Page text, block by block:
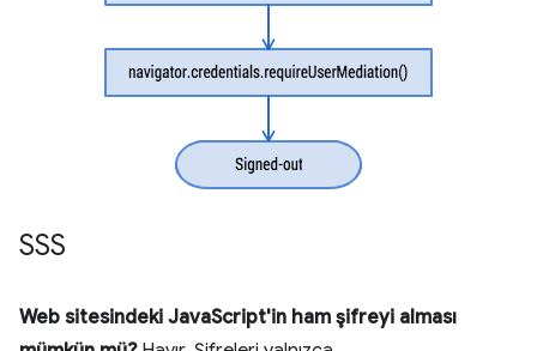
SSS
Web sitesindeki JavaScript'in ham şifreyi alması